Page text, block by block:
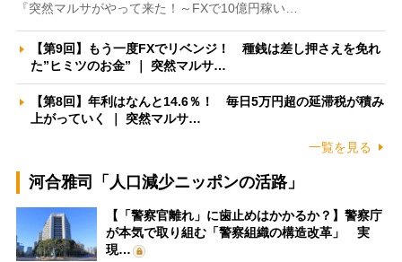
『突然マルサがやって来た！～FXで10億円稼い…
【第9回】もう一度FXでリベンジ！ 種銭は差し押さえを免れ
た”ヒミツのお金” ｜ 突然マルサ…
【第8回】年利はなんと14.6％！ 毎日5万円超の延滞税が積み
上がっていく ｜ 突然マルサ…
一覧を見る
河合雅司「人口減少ニッポンの活路」
【「警察官離れ」に歯止めはかかるか？】警察庁
が本気で取り組む「警察組織の構造改革」 実
現…